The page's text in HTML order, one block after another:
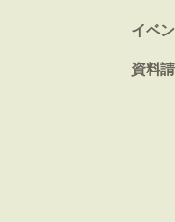
イベ
資料